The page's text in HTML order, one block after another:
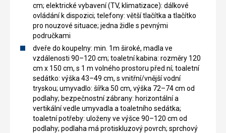
cm; elektrické vybavení (TV, klimatizace): dálkové
ovládání k dispozici; telefony: větší tlačítka a tlačítko
pro nouzové situace; jedna židle s pevnými
područkami
dveře do koupelny: min. 1m široké, madla ve
vzdálenosti 90–120 cm; toaletní kabina: rozměry 120
cm x 150 cm, s 1 m volného prostoru před ní; toaletní
sedátko: výška 43–49 cm, s vnitřní/vnější vodní
tryskou; umyvadlo: šířka 50 cm, výška 72–74 cm od
podlahy; bezpečnostní zábrany: horizontální a
vertikální vedle umyvadla a toaletního sedátka;
toaletní potřeby: uloženy ve výšce 90–120 cm od
podlahy; podlaha má protiskluzový povrch; sprchový